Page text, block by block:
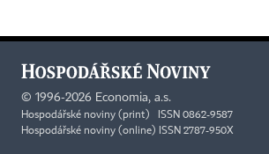
© 1996-2026 Economia, a.s.
Hospodářské noviny (print) ISSN 0862-9587
Hospodářské noviny (online) ISSN 2787-950X